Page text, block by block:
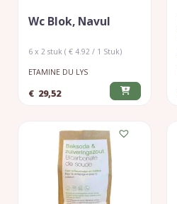
Wc Blok, Navul
6 x 2 stuk ( € 4.92 / 1 Stuk)
ETAMINE DU LYS
€ 29,52